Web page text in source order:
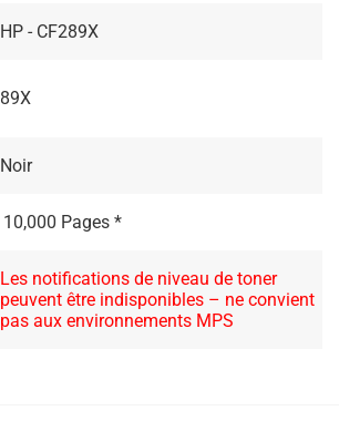
HP - CF289X
89X
Noir
10,000 Pages *
Les notifications de niveau de toner
peuvent être indisponibles – ne convient
pas aux environnements MPS